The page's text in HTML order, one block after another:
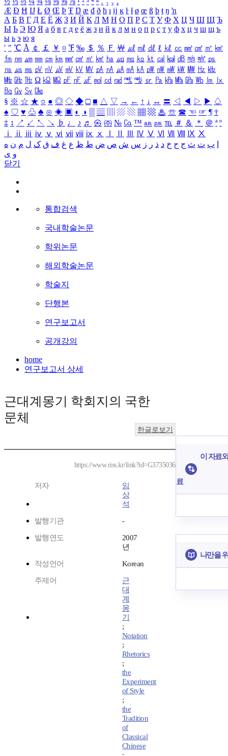
Æ Ð Ħ Ĳ Ł Ø Œ Þ Ŧ Ŋ æ đ ð ħ ı ĳ ĸ ŀ ł ø œ ß þ ŧ ŋ ŉ
А Б В Г Д Е Ё Ж З И Й К Л М Н О П Р С Т У Ф Х Ц Ч Ш Щ Ъ
Ы Ь Э Ю Я а б в г д е ё ж з и й к л м н о п р с т у ф х ц ч ш щ ъ
ы ь э ю я
′ ″ ℃ Å ￠ ￡ ￥ ¤ ℉ ‰ ＄ ％ Ｆ ￦ ㎕ ㎖ ㎗ ℓ ㎘ ㏄ ㎣ ㎤ ㎥ ㎦
㎙ ㎚ ㎛ ㎜ ㎝ ㎞ ㎟ ㎠ ㎡ ㎢ ㏊ ㎍ ㎎ ㎏ ㏏ ㎈ ㎉ ㏈ ㎧ ㎨ ㎰
㎱ ㎲ ㎳ ㎴ ㎵ ㎶ ㎷ ㎸ ㎹ ㎀ ㎁ ㎂ ㎃ ㎄ ㎺ ㎻ ㎽ ㎾ ㎿ ㎐ ㎑
㎒ ㎓ ㎔ Ω ㏀ ㏁ ㎊ ㎋ ㎌ ㏖ ㏅ ㎭ ㎮ ㎯ ㏛ ㎩ ㎪ ㎫ ㎬ ㏝ ㏐
㏓
㏃ ㏉ ㏜ ㏆
§ ※ ☆ ★ ○ ● ◎ ◇ ◆ □ ■ △ ▽ → ← ↑ ↓ ↔ 〓 ◁ ◀ ▷ ▶ ♤
♠ ♡ ♥ ♧ ♣ ⊙ ◈ ▣ ◐ ◑ ▒ ▤ ▨ ▧ ▦ ▩ ♨ ☏ ☎ ☜ ☞ ¶ †
‡ ↕ ↗ ↙ ↖ ↘ ♭ ♩ ♪ ♬ ㉿ ㈜ № ㏇ ™ ㏂ ㏘ ℡ ＃ ＆ ＊ ＠ ª º
ⅰ
ⅱ ⅲ ⅳ ⅴ ⅵ ⅶ ⅷ ⅸ ⅹ Ⅳ Ⅴ Ⅵ Ⅶ Ⅷ Ⅸ Ⅹ
ب ت ث ج ح خ د ذ ر ز س ش ص ض ط ظ ع غ ف ق ک ل م ن ه
و ی
닫기
통합검색
국내학술논문
학위논문
해외학술논문
학술지
단행본
연구보고서
공개강의
home
연구보고서 상세
근대계몽기 학회지의 국한
문체
한글로보기
https://www.riss.kr/link?id=G3735036
저자
임
상
석
발행기관 -
발행연도
2007
년
작성언어 Korean
주제어
근
대
계
몽
기
;
Notation
;
Rhetorics
;
the
Experiment
of Style
;
the
Tradition
of
Classical
Chinese
이 자료
료
나만을